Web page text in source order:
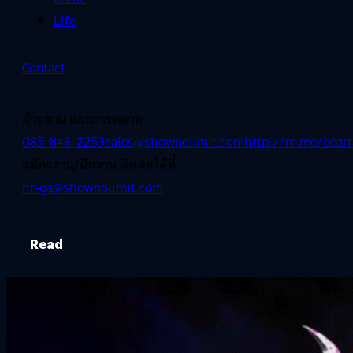
Life
Contact
ฝ่ายขาย และการตลาด
085-848-2253sales@shownolimit.comhttp://m.me/
สมัครงาน/ฝึกงาน ติดต่อได้ที่
hr-ga@shownolimit.com
Read